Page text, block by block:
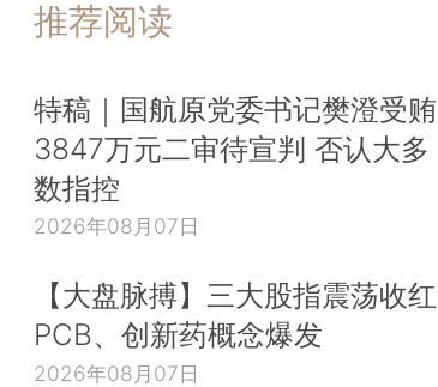
推荐阅读
特稿｜国航原党委书记樊澄受贿
3847万元二审待宣判 否认大多
数指控
2026年08月07日
【大盘脉搏】三大股指震荡收红
PCB、创新药概念爆发
2026年08月07日